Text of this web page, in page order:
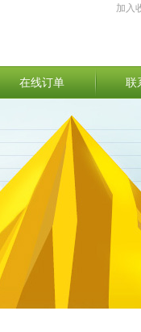
加入
在线订单 联